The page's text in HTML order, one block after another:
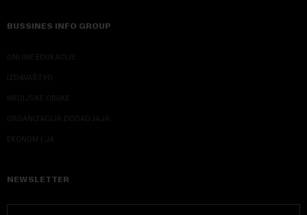
BUSSINES INFO GROUP
ONLINE EDUKACIJE
IZDAVAŠTVO
MEDIJSKE OBUKE
ORGANIZACIJA DOGADJAJA
EKONOM I JA
NEWSLETTER